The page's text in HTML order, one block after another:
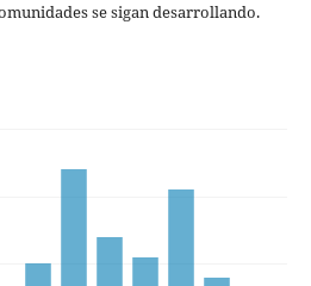
se sigan desarrollando.